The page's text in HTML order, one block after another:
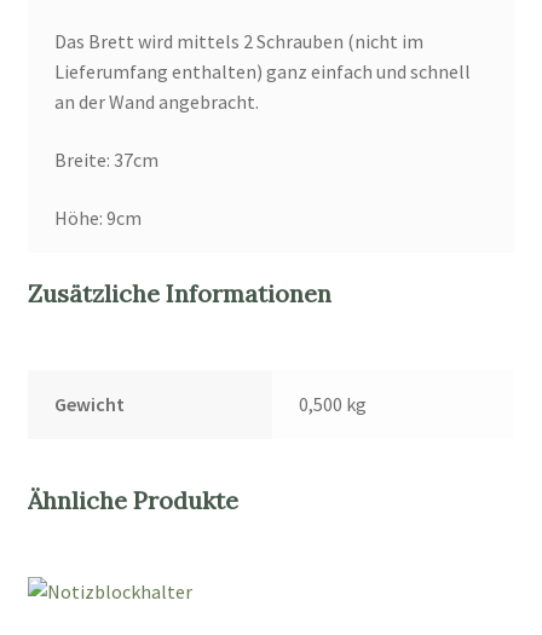
Das Brett wird mittels 2 Schrauben (nicht im
Lieferumfang enthalten) ganz einfach und schnell
an der Wand angebracht.
Breite: 37cm
Höhe: 9cm
Zusätzliche Informationen
Gewicht 0,500 kg
Ähnliche Produkte